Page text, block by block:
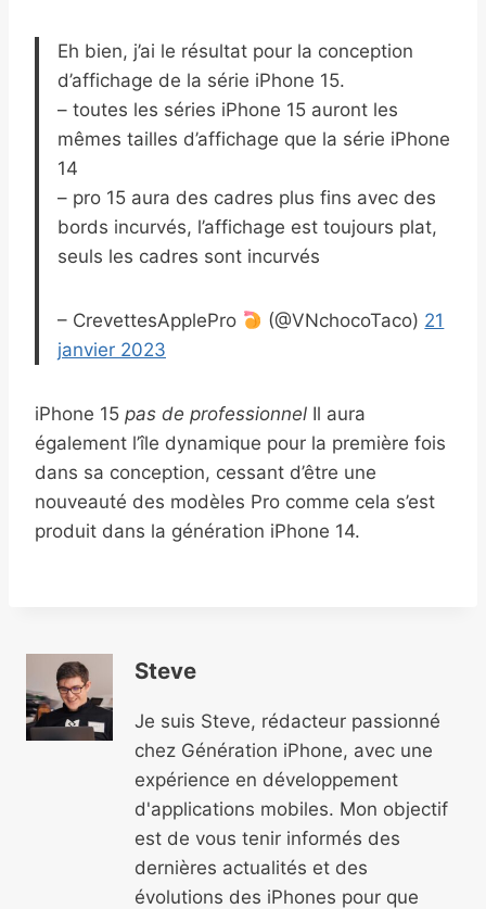
Eh bien, j’ai le résultat pour la conception
d’affichage de la série iPhone 15.
– toutes les séries iPhone 15 auront les
mêmes tailles d’affichage que la série iPhone
14
– pro 15 aura des cadres plus fins avec des
bords incurvés, l’affichage est toujours plat,
seuls les cadres sont incurvés
– CrevettesApplePro (@VNchocoTaco) 21
janvier 2023
iPhone 15 pas de professionnel Il aura
également l’île dynamique pour la première fois
dans sa conception, cessant d’être une
nouveauté des modèles Pro comme cela s’est
produit dans la génération iPhone 14.
Steve
Je suis Steve, rédacteur passionné
chez Génération iPhone, avec une
expérience en développement
d'applications mobiles. Mon objectif
est de vous tenir informés des
dernières actualités et des
évolutions des iPhones pour que